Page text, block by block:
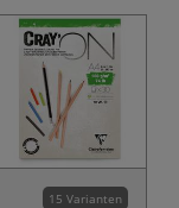
15 Varianten